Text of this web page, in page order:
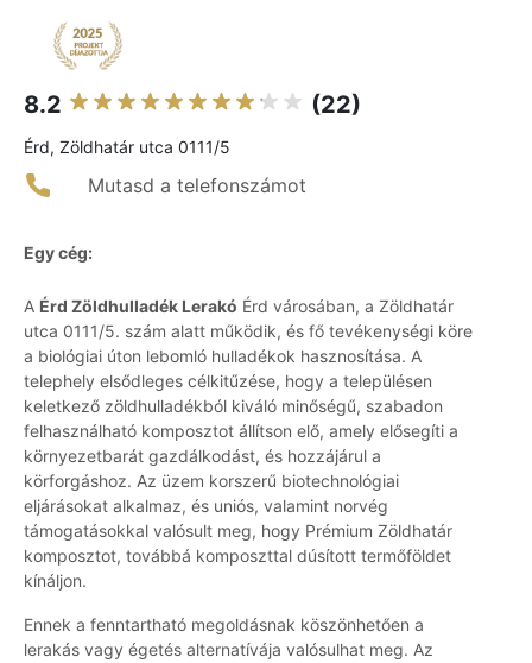
8.2 (22)
Érd, Zöldhatár utca 0111/5
Mutasd a telefonszámot
Egy cég:
A Érd Zöldhulladék Lerakó Érd városában, a Zöldhatár
utca 0111/5. szám alatt működik, és fő tevékenységi köre
a biológiai úton lebomló hulladékok hasznosítása. A
telephely elsődleges célkitűzése, hogy a településen
keletkező zöldhulladékból kiváló minőségű, szabadon
felhasználható komposztot állítson elő, amely elősegíti a
környezetbarát gazdálkodást, és hozzájárul a
körforgáshoz. Az üzem korszerű biotechnológiai
eljárásokat alkalmaz, és uniós, valamint norvég
támogatásokkal valósult meg, hogy Prémium Zöldhatár
komposztot, továbbá komposzttal dúsított termőföldet
kínáljon.
Ennek a fenntartható megoldásnak köszönhetően a
lerakás vagy égetés alternatívája valósulhat meg. Az